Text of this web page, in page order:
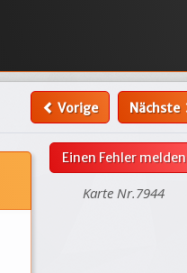
Vorige Nächste
Einen Fehler melden
Karte Nr.7944